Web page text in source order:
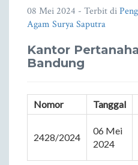
08 Mei 2024 - Terbit di
Agam Surya Saputra
Kantor
Bandung
Nomor Tanggal
2428/2024
06 Mei
2024